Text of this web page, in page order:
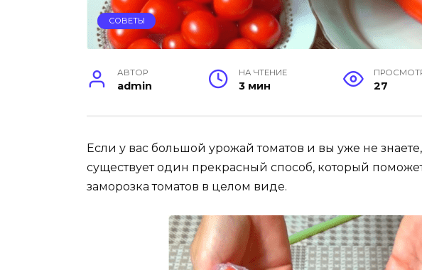
СОВЕТЫ
АВТОР
admin
НА ЧТЕНИЕ
3 мин 27
Если у вас большой урожай томатов и вы уже не
существует один прекрасный способ, который
заморозка томатов в целом виде.